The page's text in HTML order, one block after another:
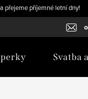
přejeme příjemné letní dny!
Svatba